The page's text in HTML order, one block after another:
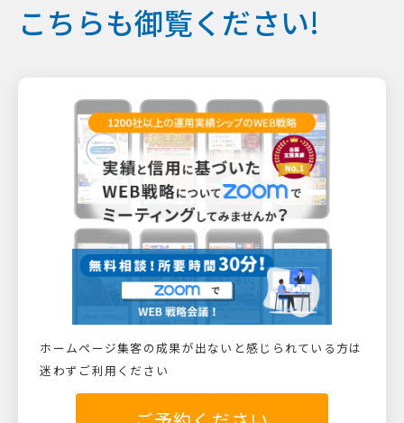
こちらも御覧ください!
ホームページ集客の成果が出ないと感じられている方は
迷わずご利用ください